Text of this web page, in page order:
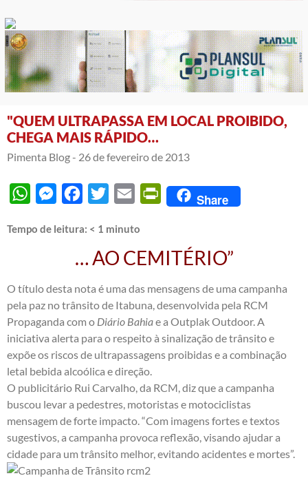
"QUEM ULTRAPASSA EM LOCAL PROIBIDO,
CHEGA MAIS RÁPIDO…
Pimenta Blog - 26 de fevereiro de 2013
WhatsAppMessengerFacebook
Twitter Email PrintFriendly
Share
Tempo de leitura: < 1 minuto
… AO CEMITÉRIO”
O título desta nota é uma das mensagens de uma campanha
pela paz no trânsito de Itabuna, desenvolvida pela RCM
Propaganda com o Diário Bahiae a Outplak Outdoor. A
iniciativa alerta para o respeito à sinalização de trânsito e
expõe os riscos de ultrapassagens proibidas e a combinação
letal bebida alcoólica e direção.
O publicitário Rui Carvalho, da RCM, diz que a campanha
buscou levar a pedestres, motoristas e motociclistas
mensagem de forte impacto. “Com imagens fortes e textos
sugestivos, a campanha provoca reflexão, visando ajudar a
cidade para um trânsito melhor, evitando acidentes e mortes”.